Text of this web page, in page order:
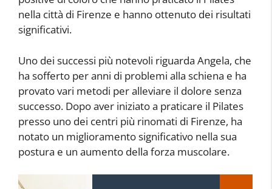
nella città di Firenze e hanno ottenuto dei risultati
significativi.
Uno dei successi più notevoli riguarda Angela, che
ha sofferto per anni di problemi alla schiena e ha
provato vari metodi per alleviare il dolore senza
successo. Dopo aver iniziato a praticare il Pilates
presso uno dei centri più rinomati di Firenze, ha
notato un miglioramento significativo nella sua
postura e un aumento della forza muscolare.